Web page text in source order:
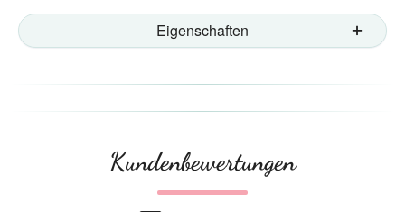
Eigenschaften
Kundenbewertungen